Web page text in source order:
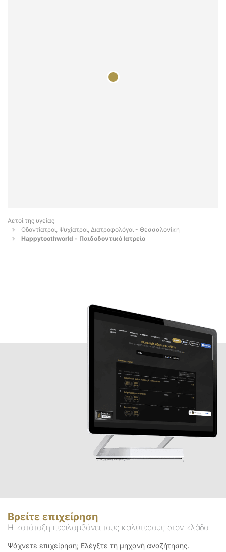
Αετοί της υγείας
Οδοντίατροι, Ψυχίατροι, Διατροφολόγοι - Θεσσαλονίκη
Happytoothworld - Παιδοδοντικό Ιατρείο
Βρείτε επιχείρηση
Η κατάταξη περιλαμβάνει τους καλύτερους στον κλάδο
Ψάχνετε επιχείρηση; Ελέγξτε τη μηχανή αναζήτησης.